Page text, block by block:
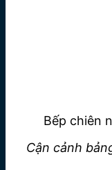
Bếp chiên
Cận cảnh